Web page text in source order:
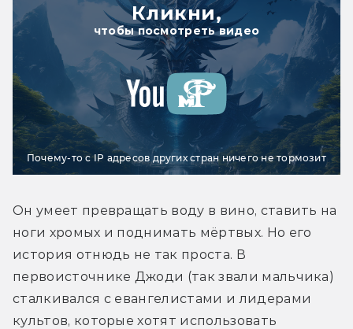
Кликни,
чтобы посмотреть видео
Почему-то с IP адресов других стран ничего не тормозит
Он умеет превращать воду в вино, ставить на
ноги хромых и поднимать мёртвых. Но его
история отнюдь не так проста. В
первоисточнике Джоди (так звали мальчика)
сталкивался с евангелистами и лидерами
культов, которые хотят использовать